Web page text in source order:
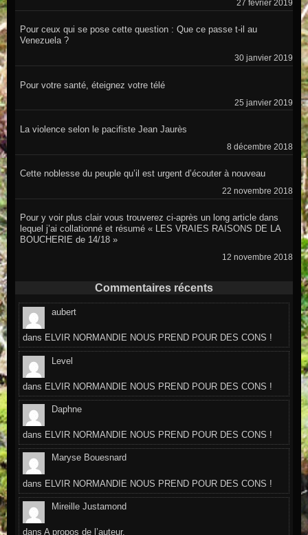
27 février 2019
Pour ceux qui se pose cette question : Que ce passe t-il au
Venezuela ?
30 janvier 2019
Pour votre santé, éteignez votre télé
25 janvier 2019
La violence selon le pacifiste Jean Jaurès
8 décembre 2018
Cette noblesse du peuple qu’il est urgent d’écouter à nouveau
22 novembre 2018
Pour y voir plus clair vous trouverez ci-après un long article dans
lequel j’ai collationné et résumé « LES VRAIES RAISONS DE LA
BOUCHERIE de 14/18 »
12 novembre 2018
Commentaires récents
aubert
dans ELVIR NORMANDIE NOUS PREND POUR DES CONS !
Level
dans ELVIR NORMANDIE NOUS PREND POUR DES CONS !
Daphne
dans ELVIR NORMANDIE NOUS PREND POUR DES CONS !
Maryse Bouesnard
dans ELVIR NORMANDIE NOUS PREND POUR DES CONS !
Mireille Justamond
dansA propos de l’auteur.